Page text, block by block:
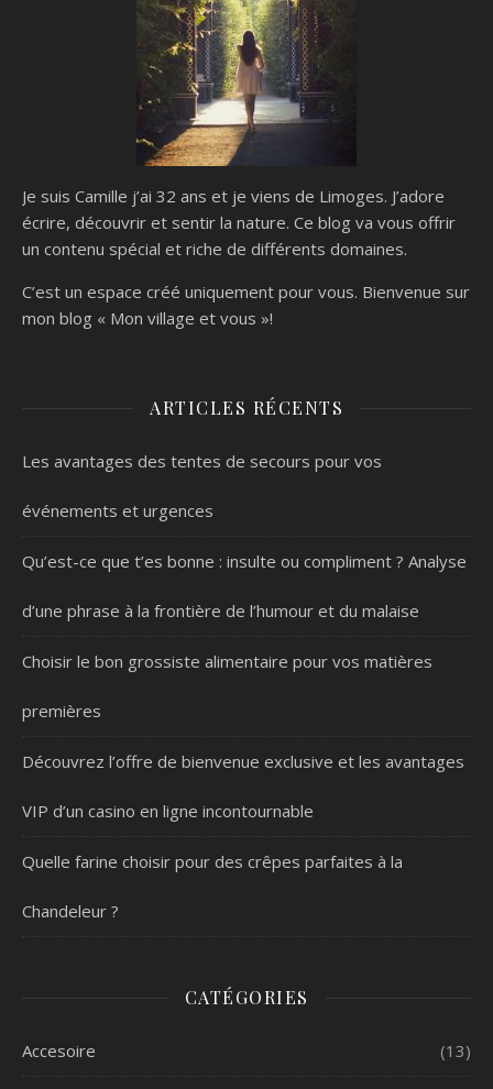
Je suis Camille j’ai 32 ans et je viens de Limoges. J’adore
écrire, découvrir et sentir la nature. Ce blog va vous offrir
un contenu spécial et riche de différents domaines.
C’est un espace créé uniquement pour vous. Bienvenue sur
mon blog « Mon village et vous »!
ARTICLES RÉCENTS
Les avantages des tentes de secours pour vos
événements et urgences
Qu’est-ce que t’es bonne : insulte ou compliment ? Analyse
d’une phrase à la frontière de l’humour et du malaise
Choisir le bon grossiste alimentaire pour vos matières
premières
Découvrez l’offre de bienvenue exclusive et les avantages
VIP d’un casino en ligne incontournable
Quelle farine choisir pour des crêpes parfaites à la
Chandeleur ?
CATÉGORIES
Accesoire (13)